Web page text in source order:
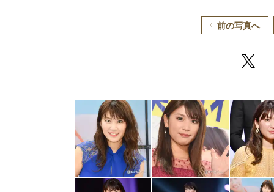
前の写真へ